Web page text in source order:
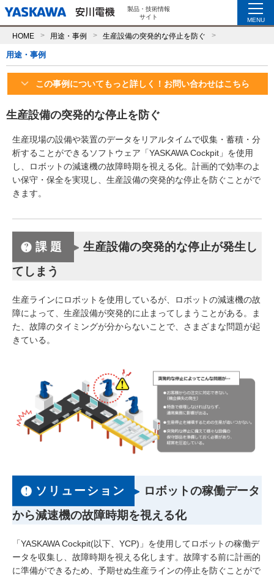
製品・技術情報
サイト
MENU
HOME 用途・事例 生産設備の突発的な停止を防ぐ
用途・事例
この事例についてもっと詳しく！お問い合わせはこちら
生産設備の突発的な停止を防ぐ
生産現場の設備や装置のデータをリアルタイムで収集・蓄積・分
析することができるソフトウェア「YASKAWA Cockpit」を使用
し、ロボットの減速機の故障時期を視える化。計画的で効率のよ
い保守・保全を実現し、生産設備の突発的な停止を防ぐことがで
きます。
課題 生産設備の突発的な停止が発生し
てしまう
生産ラインにロボットを使用しているが、ロボットの減速機の故
障によって、生産設備が突発的に止まってしまうことがある。ま
た、故障のタイミングが分からないことで、さまざまな問題が起
きている。
ソリューション ロボットの稼働データ
から減速機の故障時期を視える化
「YASKAWA Cockpit(以下、YCP)」を使用してロボットの稼働デ
ータを収集し、故障時期を視える化します。故障する前に計画的
に準備ができるため、予期せぬ生産ラインの停止を防ぐことがで